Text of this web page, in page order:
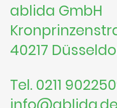
ablida GmbH
40217
Tel. 0211